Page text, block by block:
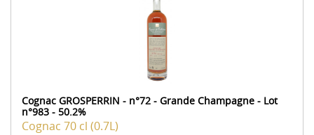
Cognac GROSPERRIN - n°72 - Grande Champagne - Lot
n°983 - 50.2%
Cognac 70 cl (0.7L)